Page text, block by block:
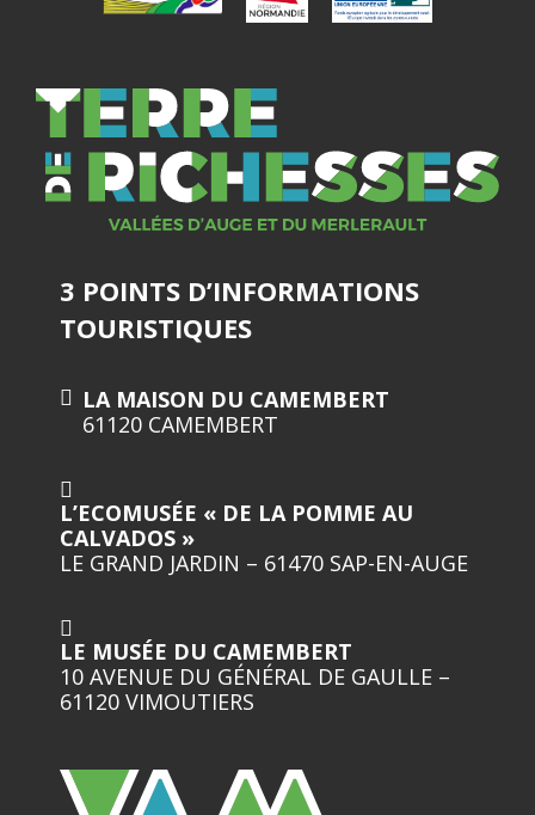
3 POINTS D’INFORMATIONS
TOURISTIQUES
LA MAISON DU CAMEMBERT
61120 CAMEMBERT
L’ECOMUSÉE « DE LA POMME AU
CALVADOS »
LE GRAND JARDIN – 61470 SAP-EN-AUGE
LE MUSÉE DU CAMEMBERT
10 AVENUE DU GÉNÉRAL DE GAULLE –
61120 VIMOUTIERS